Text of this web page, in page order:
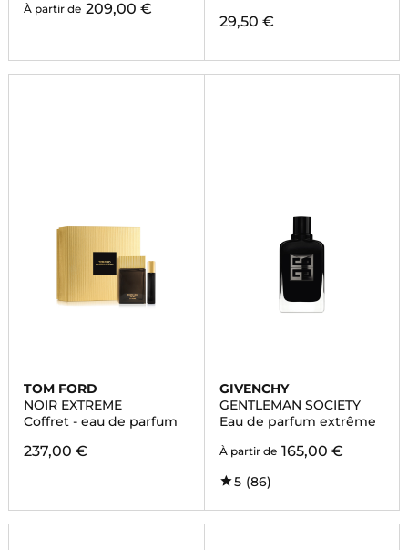
À partir de 209,00 €
29,50 €
TOM FORD
NOIR EXTREME
Coffret - eau de parfum
237,00 €
GIVENCHY
GENTLEMAN SOCIETY
Eau de parfum extrême
À partir de 165,00 €
5 (86)